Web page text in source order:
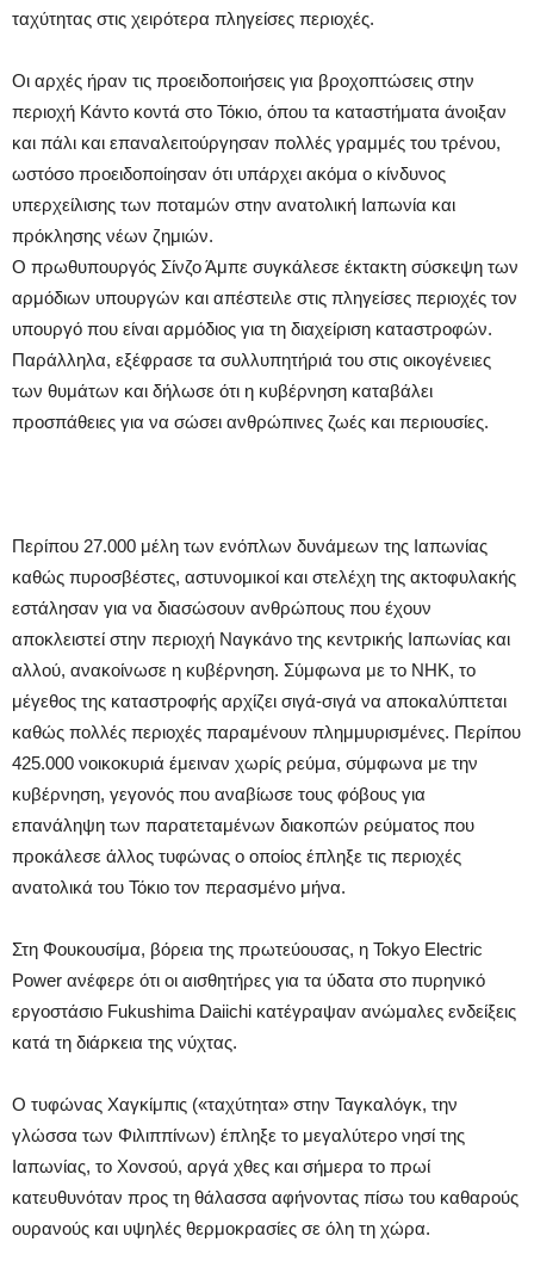
ταχύτητας στις χειρότερα πληγείσες περιοχές.
Οι αρχές ήραν τις προειδοποιήσεις για βροχοπτώσεις στην
περιοχή Κάντο κοντά στο Τόκιο, όπου τα καταστήματα άνοιξαν
και πάλι και επαναλειτούργησαν πολλές γραμμές του τρένου,
ωστόσο προειδοποίησαν ότι υπάρχει ακόμα ο κίνδυνος
υπερχείλισης των ποταμών στην ανατολική Ιαπωνία και
πρόκλησης νέων ζημιών.
Ο πρωθυπουργός Σίνζο Άμπε συγκάλεσε έκτακτη σύσκεψη των
αρμόδιων υπουργών και απέστειλε στις πληγείσες περιοχές τον
υπουργό που είναι αρμόδιος για τη διαχείριση καταστροφών.
Παράλληλα, εξέφρασε τα συλλυπητήριά του στις οικογένειες
των θυμάτων και δήλωσε ότι η κυβέρνηση καταβάλει
προσπάθειες για να σώσει ανθρώπινες ζωές και περιουσίες.
Περίπου 27.000 μέλη των ενόπλων δυνάμεων της Ιαπωνίας
καθώς πυροσβέστες, αστυνομικοί και στελέχη της ακτοφυλακής
εστάλησαν για να διασώσουν ανθρώπους που έχουν
αποκλειστεί στην περιοχή Ναγκάνο της κεντρικής Ιαπωνίας και
αλλού, ανακοίνωσε η κυβέρνηση. Σύμφωνα με το NHK, το
μέγεθος της καταστροφής αρχίζει σιγά-σιγά να αποκαλύπτεται
καθώς πολλές περιοχές παραμένουν πλημμυρισμένες. Περίπου
425.000 νοικοκυριά έμειναν χωρίς ρεύμα, σύμφωνα με την
κυβέρνηση, γεγονός που αναβίωσε τους φόβους για
επανάληψη των παρατεταμένων διακοπών ρεύματος που
προκάλεσε άλλος τυφώνας ο οποίος έπληξε τις περιοχές
ανατολικά του Τόκιο τον περασμένο μήνα.
Στη Φουκουσίμα, βόρεια της πρωτεύουσας, η Tokyo Electric
Power ανέφερε ότι οι αισθητήρες για τα ύδατα στο πυρηνικό
εργοστάσιο Fukushima Daiichi κατέγραψαν ανώμαλες ενδείξεις
κατά τη διάρκεια της νύχτας.
Ο τυφώνας Χαγκίμπις («ταχύτητα» στην Ταγκαλόγκ, την
γλώσσα των Φιλιππίνων) έπληξε το μεγαλύτερο νησί της
Ιαπωνίας, το Χονσού, αργά χθες και σήμερα το πρωί
κατευθυνόταν προς τη θάλασσα αφήνοντας πίσω του καθαρούς
ουρανούς και υψηλές θερμοκρασίες σε όλη τη χώρα.